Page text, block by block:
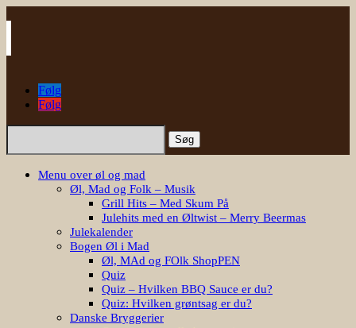
Følg
Følg
Søg
Menu over øl og mad
Øl, Mad og Folk – Musik
Grill Hits – Med Skum På
Julehits med en Øltwist – Merry Beermas
Julekalender
Bogen Øl i Mad
Øl, MAd og FOlk ShopPEN
Quiz
Quiz – Hvilken BBQ Sauce er du?
Quiz: Hvilken grøntsag er du?
Danske Bryggerier